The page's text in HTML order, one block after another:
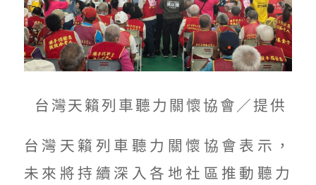
台灣天籟列車聽力關懷協會／提供
台灣天籟列車聽力關懷協會表示，
未來將持續深入各地社區推動聽力